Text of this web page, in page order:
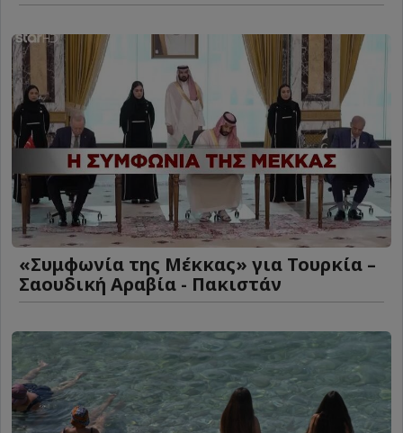
«Συμφωνία της Μέκκας» για Τουρκία –
Σαουδική Αραβία - Πακιστάν